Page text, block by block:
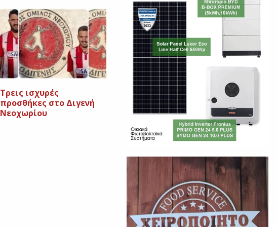
Τρεις ισχυρές
προσθήκες στο Διγενή
Νεοχωρίου